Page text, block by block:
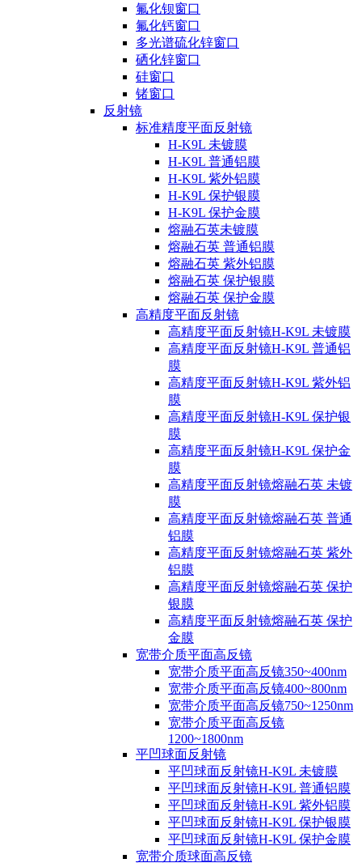
氟化钡窗口
氟化钙窗口
多光谱硫化锌窗口
硒化锌窗口
硅窗口
锗窗口
反射镜
标准精度平面反射镜
H-K9L 未镀膜
H-K9L 普通铝膜
H-K9L 紫外铝膜
H-K9L 保护银膜
H-K9L 保护金膜
熔融石英未镀膜
熔融石英 普通铝膜
熔融石英 紫外铝膜
熔融石英 保护银膜
熔融石英 保护金膜
高精度平面反射镜
高精度平面反射镜H-K9L 未镀膜
高精度平面反射镜H-K9L 普通铝
膜
高精度平面反射镜H-K9L 紫外铝
膜
高精度平面反射镜H-K9L 保护银
膜
高精度平面反射镜H-K9L 保护金
膜
高精度平面反射镜熔融石英 未镀
膜
高精度平面反射镜熔融石英 普通
铝膜
高精度平面反射镜熔融石英 紫外
铝膜
高精度平面反射镜熔融石英 保护
银膜
高精度平面反射镜熔融石英 保护
金膜
宽带介质平面高反镜
宽带介质平面高反镜350~400nm
宽带介质平面高反镜400~800nm
宽带介质平面高反镜750~1250nm
宽带介质平面高反镜
1200~1800nm
平凹球面反射镜
平凹球面反射镜H-K9L 未镀膜
平凹球面反射镜H-K9L 普通铝膜
平凹球面反射镜H-K9L 紫外铝膜
平凹球面反射镜H-K9L 保护银膜
平凹球面反射镜H-K9L 保护金膜
宽带介质球面高反镜